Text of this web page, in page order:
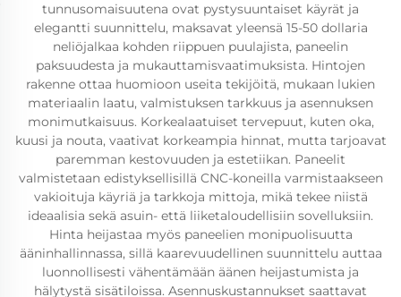
tunnusomaisuutena ovat pystysuuntaiset käyrät ja
elegantti suunnittelu, maksavat yleensä 15-50 dollaria
neliöjalkaa kohden riippuen puulajista, paneelin
paksuudesta ja mukauttamisvaatimuksista. Hintojen
rakenne ottaa huomioon useita tekijöitä, mukaan lukien
materiaalin laatu, valmistuksen tarkkuus ja asennuksen
monimutkaisuus. Korkealaatuiset tervepuut, kuten oka,
kuusi ja nouta, vaativat korkeampia hinnat, mutta tarjoavat
paremman kestovuuden ja estetiikan. Paneelit
valmistetaan edistyksellisillä CNC-koneilla varmistaakseen
vakioituja käyriä ja tarkkoja mittoja, mikä tekee niistä
ideaalisia sekä asuin- että liiketaloudellisiin sovelluksiin.
Hinta heijastaa myös paneelien monipuolisuutta
ääninhallinnassa, sillä kaarevuudellinen suunnittelu auttaa
luonnollisesti vähentämään äänen heijastumista ja
hälytystä sisätiloissa. Asennuskustannukset saattavat